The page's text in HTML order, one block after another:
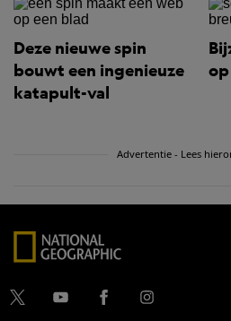
Deze nieuwe spin
bouwt een ingenieuze
katapult-val
op
Advertentie - Lees